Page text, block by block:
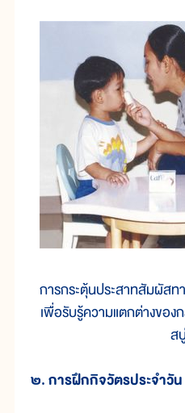
การกระตุ้นประสาทสัมผัสท
เพื่อรับรู้ความแตกต่างขอ
ส
๒. การฝึกกิจวัตรประจำวัน